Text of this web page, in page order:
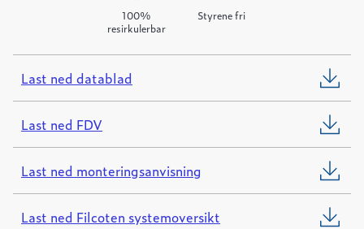
100%
resirkulerbar
Styrene fri
Last ned datablad
Last ned FDV
Last ned monteringsanvisning
Last ned Filcoten systemoversikt